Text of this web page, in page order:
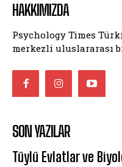
HAKKIMIZDA
Psychology Times
merkezli uluslararası
SON YAZILAR
Tüylü Evlatlar ve